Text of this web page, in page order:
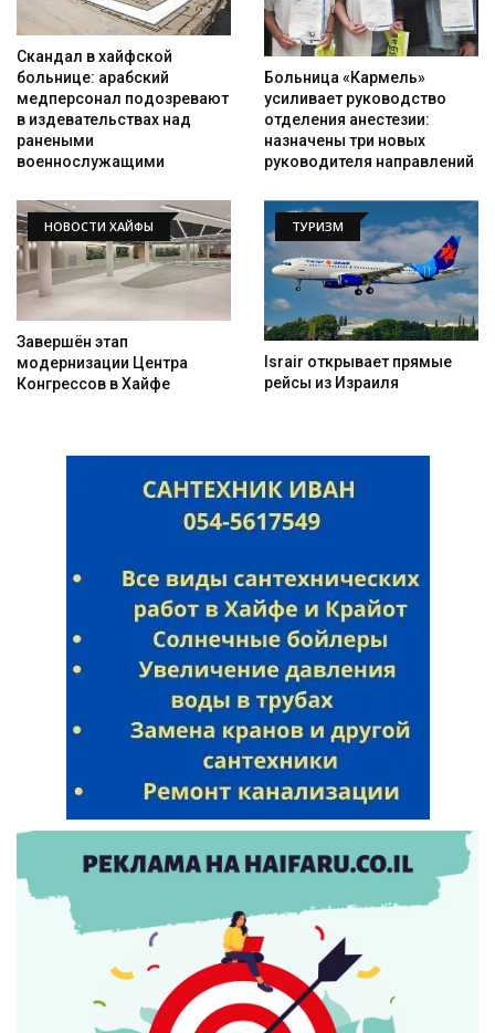
Скандал в хайфской
больнице: арабский
медперсонал подозревают
в издевательствах над
ранеными
военнослужащими
Больница «Кармель»
усиливает руководство
отделения анестезии:
назначены три новых
руководителя направлений
НОВОСТИ ХАЙФЫ
Завершён этап
модернизации Центра
Конгрессов в Хайфе
ТУРИЗМ
Israir открывает прямые
рейсы из Израиля